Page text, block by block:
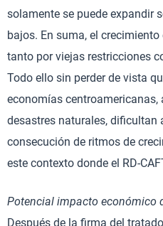
solamente se puede expandir
bajos. En suma, el
tanto por viejas restricciones
Todo ello sin perder de vista
economías
desastres naturales, dificultan
consecución de ritmos de
este contexto donde el RD-
Potencial impacto económico
Después de la firma del